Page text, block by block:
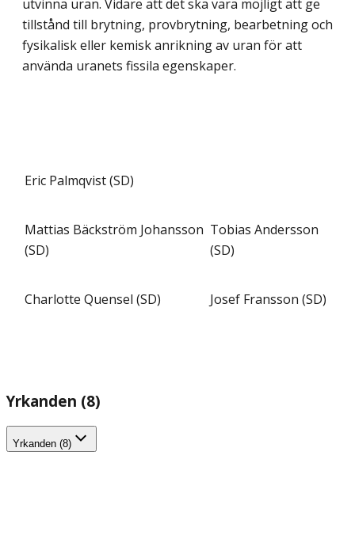
utvinna uran. Vidare att det ska vara möjligt att ge
tillstånd till brytning, provbrytning, bearbetning och
fysikalisk eller kemisk anrikning av uran för att
använda uranets fissila egenskaper.
Eric Palmqvist (SD)
Mattias Bäckström Johansson
(SD)
Tobias Andersson
(SD)
Charlotte Quensel (SD) Josef Fransson (SD)
Yrkanden (8)
Yrkanden (8)